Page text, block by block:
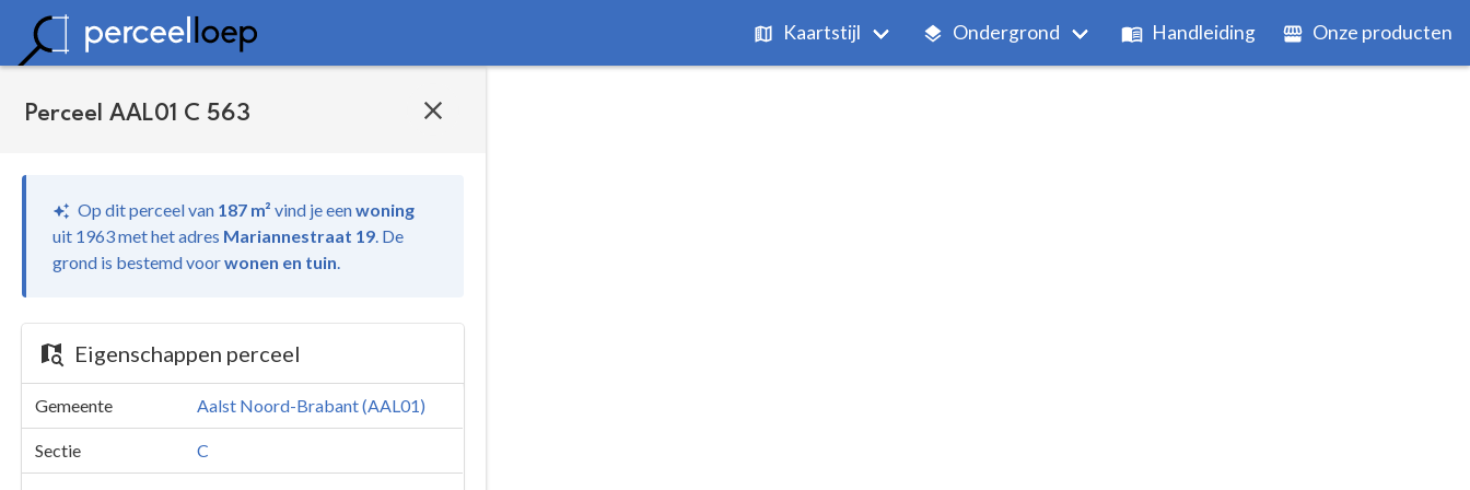
Kaartstijl Ondergrond Handleiding Onze producten
Perceel AAL01 C 563
Op dit perceel van 187 m² vind jeeenwoning
uit 1963 met het adres Mariannestraat 19. De
grond is bestemd voorwonen en tuin.
Eigenschappen perceel
Gemeente Aalst Noord-Brabant (AAL01)
Sectie C